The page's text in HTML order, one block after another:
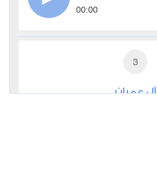
00:00
3
آل عمران